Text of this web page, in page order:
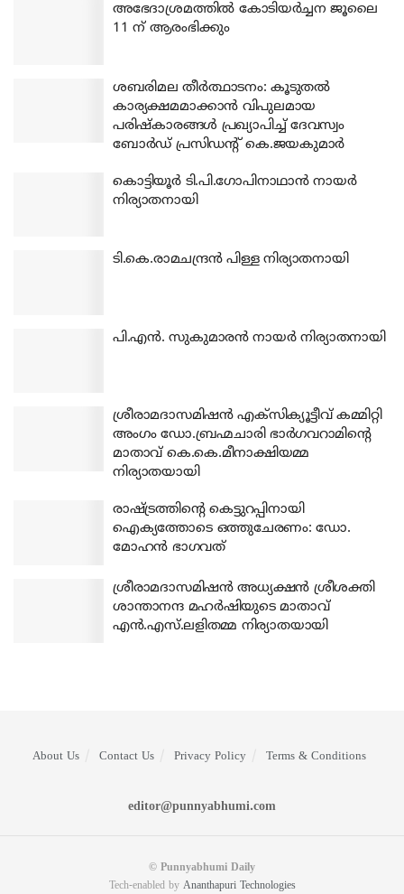
അഭേദാശ്രമത്തില്‍ കോടിയര്‍ച്ചന ജൂലൈ
11 ന് ആരംഭിക്കും
ശബരിമല തീര്‍ത്ഥാടനം: കൂടുതല്‍
കാര്യക്ഷമമാക്കാന്‍ വിപുലമായ
പരിഷ്‌കാരങ്ങള്‍ പ്രഖ്യാപിച്ച് ദേവസ്വം
ബോര്‍ഡ് പ്രസിഡന്റ് കെ.ജയകുമാര്‍
കൊട്ടിയൂര്‍ ടി.പി.ഗോപിനാഥാന്‍ നായര്‍
നിര്യാതനായി
ടി.കെ.രാമചന്ദ്രന്‍ പിള്ള നിര്യാതനായി
പി.എന്‍. സുകുമാരന്‍ നായര്‍ നിര്യാതനായി
ശ്രീരാമദാസമിഷന്‍ എക്‌സിക്യൂട്ടീവ് കമ്മിറ്റി
അംഗം ഡോ.ബ്രഹ്മചാരി ഭാര്‍ഗവറാമിന്റെ
മാതാവ് കെ.കെ.മീനാക്ഷിയമ്മ
നിര്യാതയായി
രാഷ്ട്രത്തിന്റെ കെട്ടുറപ്പിനായി
ഐക്യത്തോടെ ഒത്തുചേരണം: ഡോ.
മോഹന്‍ ഭാഗവത്
ശ്രീരാമദാസമിഷന്‍ അധ്യക്ഷന്‍ ശ്രീശക്തി
ശാന്താനന്ദ മഹര്‍ഷിയുടെ മാതാവ്
എന്‍.എസ്.ലളിതമ്മ നിര്യാതയായി
About Us Contact Us Privacy Policy Terms & Conditions
editor@punnyabhumi.com
© Punnyabhumi Daily
Tech-enabled by Ananthapuri Technologies